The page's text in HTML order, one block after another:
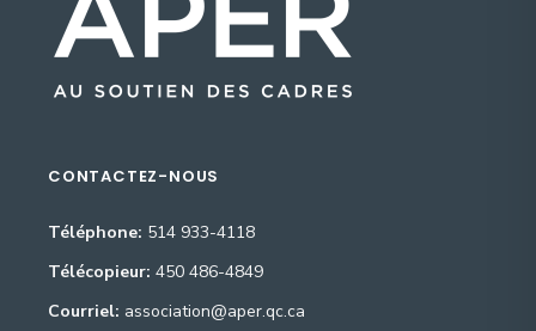
CONTACTEZ-NOUS
Téléphone: 514 933-4118
Télécopieur: 450 486-4849
Courriel: association@aper.qc.ca